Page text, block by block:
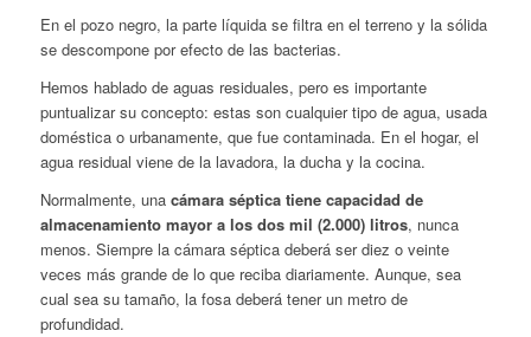
En el pozo negro, la parte líquida se filtra en el terreno y la sólida
se descompone por efecto de las bacterias.
Hemos hablado de aguas residuales, pero es importante
puntualizar su concepto: estas son cualquier tipo de agua, usada
doméstica o urbanamente, que fue contaminada. En el hogar, el
agua residual viene de la lavadora, la ducha y la cocina.
Normalmente, una cámara séptica tiene capacidad de
almacenamiento mayor a los dos mil (2.000) litros, nunca
menos. Siempre la cámara séptica deberá ser diez o veinte
veces más grande de lo que reciba diariamente. Aunque, sea
cual sea su tamaño, la fosa deberá tener un metro de
profundidad.